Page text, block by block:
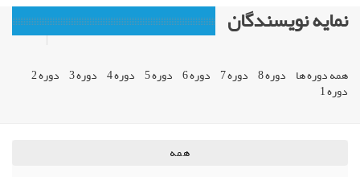
نمایه نویسندگان
همه دوره ها دوره 8 دوره 7 دوره 6 دوره 5 دوره 4 دوره 3 دوره 2
دوره 1
همه